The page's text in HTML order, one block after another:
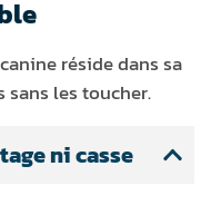
réside dans sa
sans les toucher.
ni casse